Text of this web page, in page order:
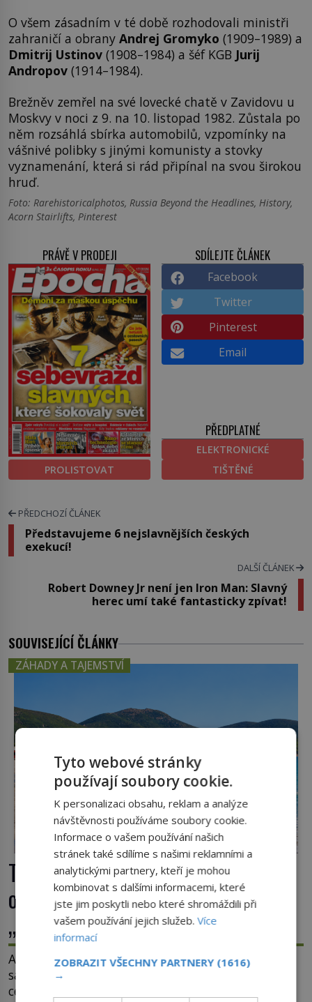
O všem zásadním v té době rozhodovali ministři
zahraničí a obrany Andrej Gromyko (1909–1989) a
Dmitrij Ustinov (1908–1984) a šéf KGB Jurij
Andropov (1914–1984).
Brežněv zemřel na své lovecké chatě v Zavidovu u
Moskvy v noci z 9. na 10. listopad 1982. Zůstala po
něm rozsáhlá sbírka automobilů, vzpomínky na
vášnivé polibky s jinými komunisty a stovky
vyznamenání, která si rád připínal na svou širokou
hruď.
Foto: Rarehistoricalphotos, Russia Beyond the Headlines, History,
Acorn Stairlifts, Pinterest
PRÁVĚ V PRODEJI
PROLISTOVAT
SDÍLEJTE ČLÁNEK
Facebook
Twitter
Pinterest
Email
PŘEDPLATNÉ
ELEKTRONICKÉ
TIŠTĚNÉ
PŘEDCHOZÍ ČLÁNEK
Představujeme 6 nejslavnějších českých
exekucí!
DALŠÍ ČLÁNEK
Robert Downey Jr není jen Iron Man: Slavný
herec umí také fantasticky zpívat!
SOUVISEJÍCÍ ČLÁNKY
ZÁHADY A TAJEMSTVÍ
Tajemná Sardinie: Proč se na tomto
ostrově nedoporučuje pytlovat
„mořské brambory“?
Až si někdy otevřete krabičku sardinek či tubu
sardelové pasty, může to být i lehké pozvání na
cestu do srdce Středozemního moře, na ostrov
Tyto webové stránky
používají soubory cookie.
K personalizaci obsahu, reklam a analýze
návštěvnosti používáme soubory cookie.
Informace o vašem používání našich
stránek také sdílíme s našimi reklamními a
analytickými partnery, kteří je mohou
kombinovat s dalšími informacemi, které
jste jim poskytli nebo které shromáždili při
vašem používání jejich služeb.Více
informací
ZOBRAZIT VŠECHNY PARTNERY (1616)
→